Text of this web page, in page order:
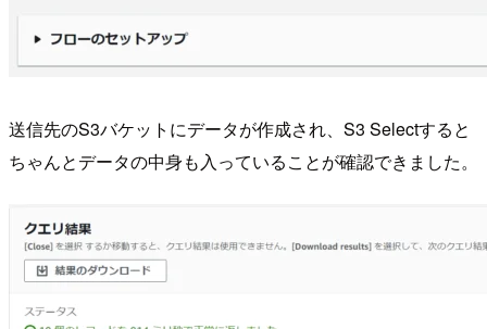
送信先のS3バケットにデータが作成され、S3 Selectすると
ちゃんとデータの中身も入っていることが確認できました。